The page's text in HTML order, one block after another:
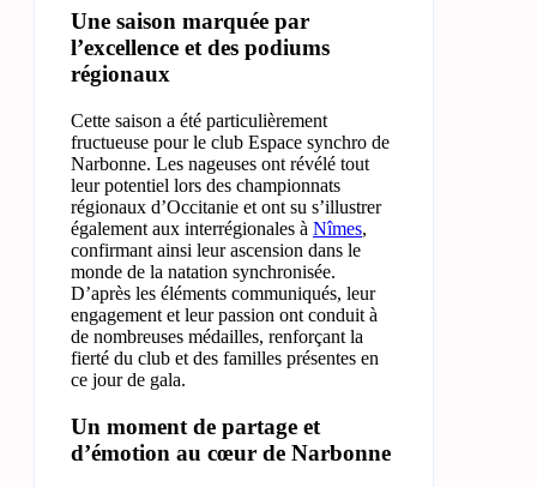
Une saison marquée par
l’excellence et des podiums
régionaux
Cette saison a été particulièrement
fructueuse pour le club Espace synchro de
Narbonne. Les nageuses ont révélé tout
leur potentiel lors des championnats
régionaux d’Occitanie et ont su s’illustrer
également aux interrégionales à Nîmes,
confirmant ainsi leur ascension dans le
monde de la natation synchronisée.
D’après les éléments communiqués, leur
engagement et leur passion ont conduit à
de nombreuses médailles, renforçant la
fierté du club et des familles présentes en
ce jour de gala.
Un moment de partage et
d’émotion au cœur de Narbonne